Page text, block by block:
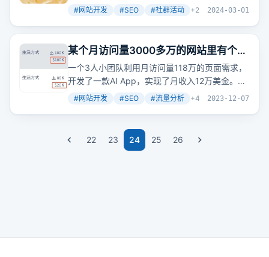
赛，对于新注册域名并上线的网站，根据流量排
#网站开发 #SEO #社群活动 +2 2024-03-01
某个月访问量3000多万的网站里有个月
访问量118万的页面，有人基于这个页面
的需求做了个月收入12万+美金的AI
App
一个3人小团队利用月访问量118万的页面需求，
开发了一款AI App，实现了月收入12万美金。这
是否意味着，通过深入挖掘流量背后的需求，我
#网站开发 #SEO #流量分析 +4 2023-12-07
22 23 24 25 26